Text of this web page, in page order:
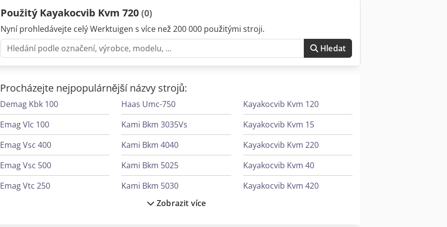
Použitý Kayakocvib Kvm 720 (0)
Nyní prohledávejte celý Werktuigen s více než 200 000 použitými stroji.
Hledat
Procházejte nejpopulárnější názvy strojů:
Demag Kbk 100
Emag Vlc 100
Emag Vsc 400
Emag Vsc 500
Emag Vtc 250
Haas Umc-750
Kami Bkm 3035Vs
Kami Bkm 4040
Kami Bkm 5025
Kami Bkm 5030
Kami Bkm 5032
Kayakocvib Kvm 120
Kayakocvib Kvm 15
Kayakocvib Kvm 220
Kayakocvib Kvm 40
Kayakocvib Kvm 420
Zobrazit více